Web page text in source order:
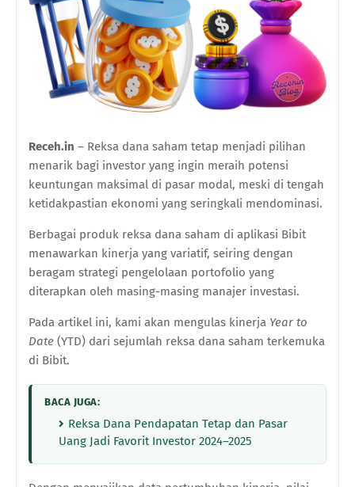
Receh.in – Reksa dana saham tetap menjadi pilihan
menarik bagi investor yang ingin meraih potensi
keuntungan maksimal di pasar modal, meski di tengah
ketidakpastian ekonomi yang seringkali mendominasi.
Berbagai produk reksa dana saham di aplikasi Bibit
menawarkan kinerja yang variatif, seiring dengan
beragam strategi pengelolaan portofolio yang
diterapkan oleh masing-masing manajer investasi.
Pada artikel ini, kami akan mengulas kinerja Year to
Date (YTD) dari sejumlah reksa dana saham terkemuka
di Bibit.
BACA JUGA:
Reksa Dana Pendapatan Tetap dan Pasar
Uang Jadi Favorit Investor 2024–2025